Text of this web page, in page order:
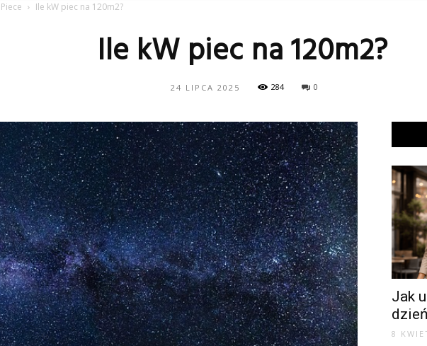
Piece Ile kW piec na 120m2?
Ile kW piec na 120m2?
24 LIPCA 2025 284 0
Jak
8